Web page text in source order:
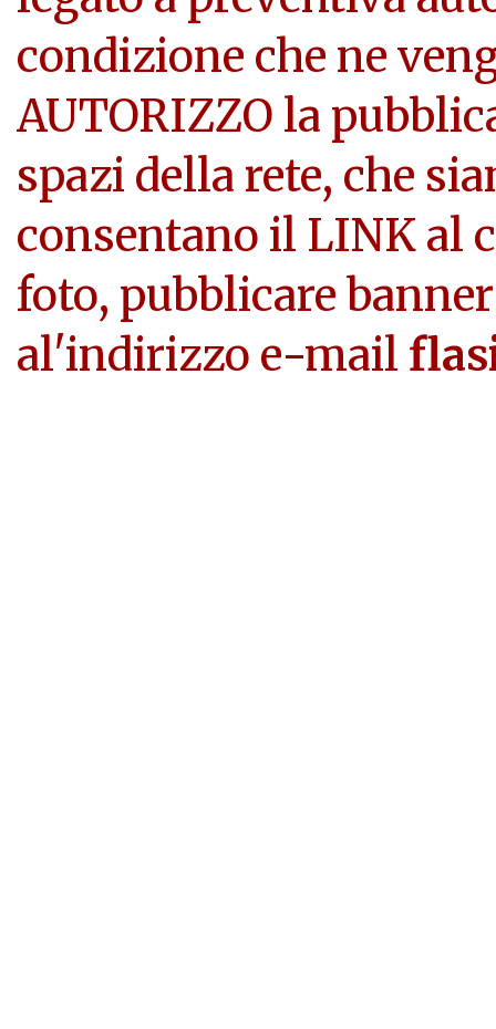
condizione che ne
AUTORIZZO la
spazi della rete, che
consentano il LINK al
foto, pubblicare
al'indirizzo e-mail